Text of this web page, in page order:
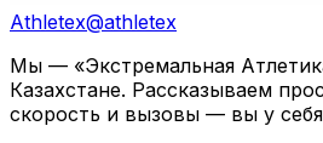
Athletex@athletex
Мы — «Экстремальная
Казахстане. Рассказываем
скорость и вызовы — вы у